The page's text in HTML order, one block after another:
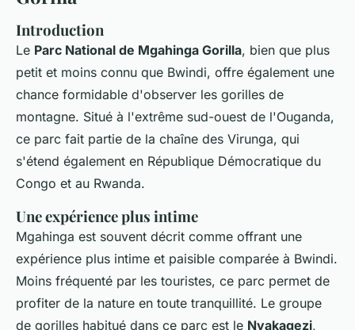
Introduction
Le Parc National de Mgahinga Gorilla, bien que plus
petit et moins connu que Bwindi, offre également une
chance formidable d'observer les gorilles de
montagne. Situé à l'extrême sud-ouest de l'Ouganda,
ce parc fait partie de la chaîne des Virunga, qui
s'étend également en République Démocratique du
Congo et au Rwanda.
Une expérience plus intime
Mgahinga est souvent décrit comme offrant une
expérience plus intime et paisible comparée à Bwindi.
Moins fréquenté par les touristes, ce parc permet de
profiter de la nature en toute tranquillité. Le groupe
de gorilles habitué dans ce parc est le Nyakagezi,